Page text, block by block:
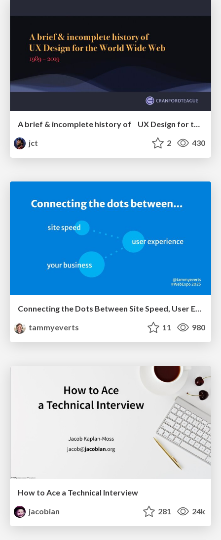
A brief & incomplete history of UX Design for the World Wide Web: 1989–2019
jct
2 430
Connecting the Dots Between Site Speed, User Experience & Your Business [WebExpo 2025]
tammyeverts
11 980
How to Ace a Technical Interview
jacobian
281 24k